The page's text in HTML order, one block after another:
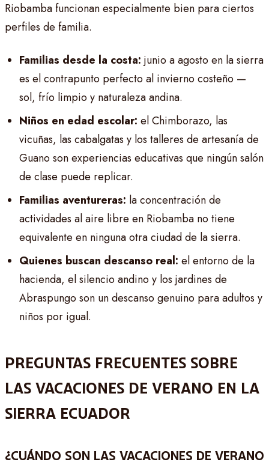
Riobamba funcionan especialmente bien para ciertos
perfiles de familia.
Familias desde la costa: junio a agosto en la sierra
es el contrapunto perfecto al invierno costeño —
sol, frío limpio y naturaleza andina.
Niños en edad escolar: el Chimborazo, las
vicuñas, las cabalgatas y los talleres de artesanía de
Guano son experiencias educativas que ningún salón
de clase puede replicar.
Familias aventureras: la concentración de
actividades al aire libre en Riobamba no tiene
equivalente en ninguna otra ciudad de la sierra.
Quienes buscan descanso real: el entorno de la
hacienda, el silencio andino y los jardines de
Abraspungo son un descanso genuino para adultos y
niños por igual.
PREGUNTAS FRECUENTES SOBRE
LAS VACACIONES DE VERANO EN LA
SIERRA ECUADOR
¿CUÁNDO SON LAS VACACIONES DE VERANO